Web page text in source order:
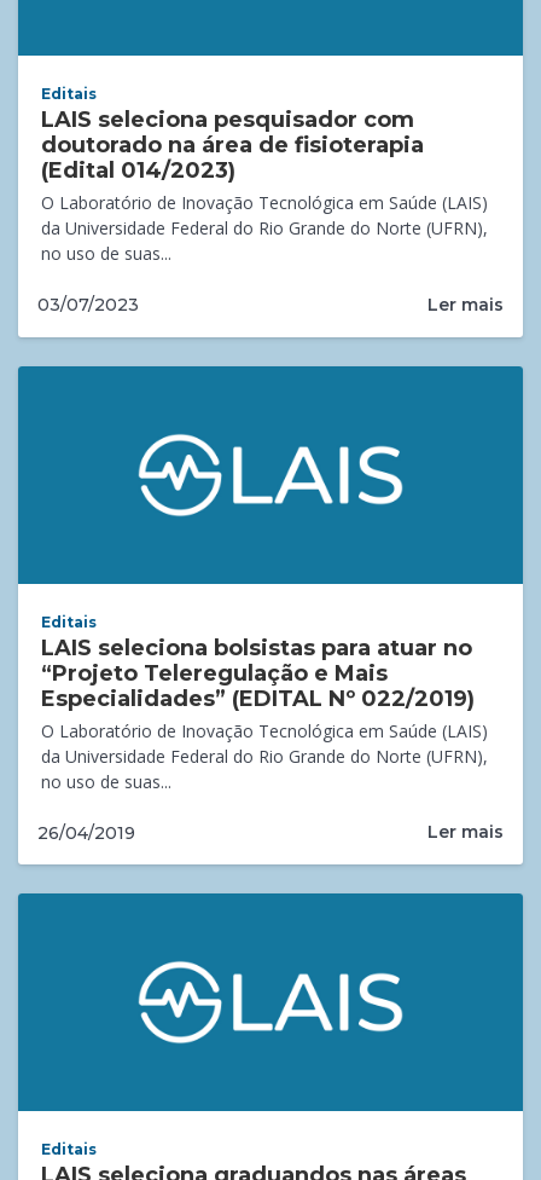
Editais
LAIS seleciona pesquisador com
doutorado na área de fisioterapia
(Edital 014/2023)
O Laboratório de Inovação Tecnológica em Saúde (LAIS)
da Universidade Federal do Rio Grande do Norte (UFRN),
no uso de suas...
03/07/2023 Ler mais
Editais
LAIS seleciona bolsistas para atuar no
“Projeto Teleregulação e Mais
Especialidades” (EDITAL Nº 022/2019)
O Laboratório de Inovação Tecnológica em Saúde (LAIS)
da Universidade Federal do Rio Grande do Norte (UFRN),
no uso de suas...
26/04/2019 Ler mais
Editais